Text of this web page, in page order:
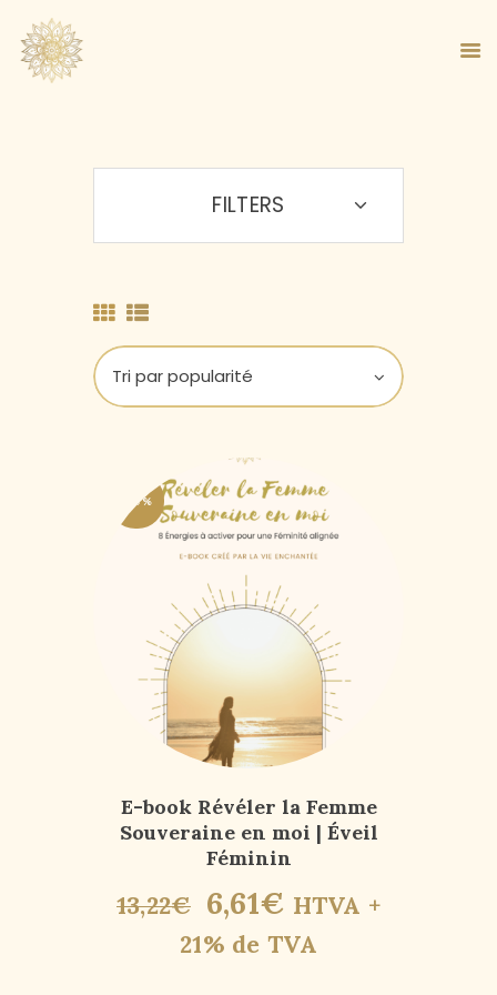
À PROPOS
BOUTIQUE
PANIER
-50%
E-book Révéler la Femme
Souveraine en moi | Éveil
Féminin
13,22€ 6,61€ HTVA +
21% de TVA
FILTERS